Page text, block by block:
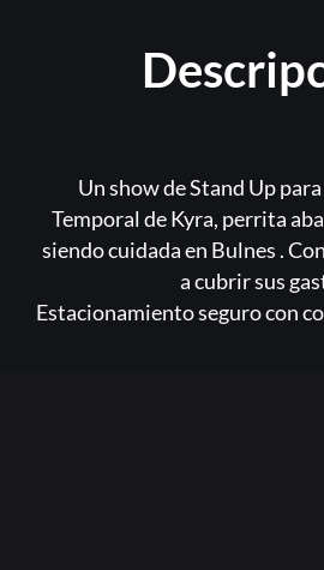
Un show de Stand Up
Temporal de Kyra, perrita
siendo cuidada en Bulnes .
a cubrir sus
Estacionamiento seguro con